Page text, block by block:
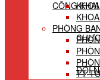
CÔNG
ĐỘI
PHÒNG
TT